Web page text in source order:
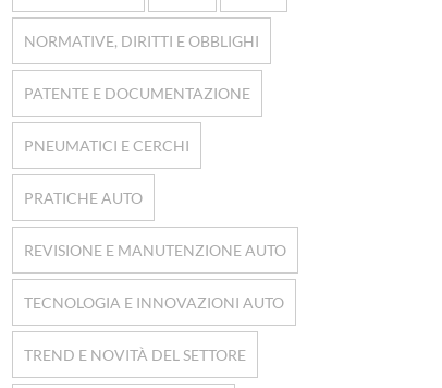
NORMATIVE, DIRITTI E OBBLIGHI
PATENTE E DOCUMENTAZIONE
PNEUMATICI E CERCHI
PRATICHE AUTO
REVISIONE E MANUTENZIONE AUTO
TECNOLOGIA E INNOVAZIONI AUTO
TREND E NOVITÀ DEL SETTORE